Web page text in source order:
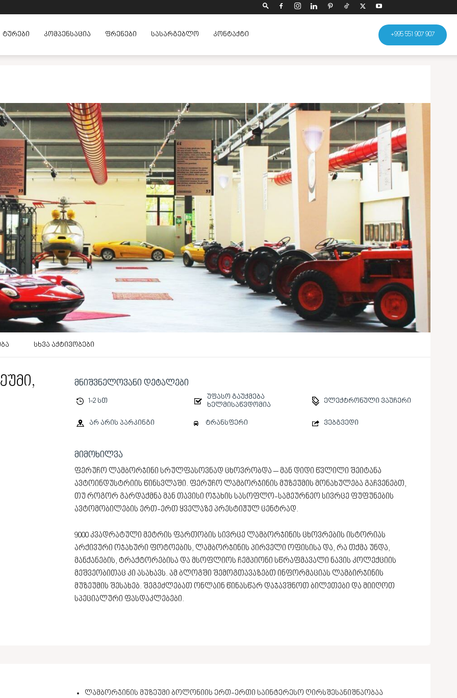
+995 551 907 907
ᲢᲣᲠᲔᲑᲘ ᲙᲝᲛᲞᲔᲜᲡᲐᲪᲘᲐ ᲤᲠᲔᲜᲔᲑᲘ ᲡᲐᲡᲐᲠᲒᲔᲑᲚᲝ ᲙᲝᲜᲢᲐᲥᲢᲘ
სხვა აქტივობები
მნიშვნელოვანი დეტალები
1-2 სთ
უფასო გაუქმება
ხელმისაწვდომია
ელექტრონული ვაუჩერი
არ არის პარკინგი ტრანსფერი ვებგვედი
მიმოხილვა
ფერუჩო ლამბორჯინი სრულფასოვნად ცხოვრობდა – მან დიდი წვლილი შეიტანა
ავტოინდუსტრიის წინსვლაში. ფერუჩო ლამბორჯინის მუზეუმის მონახულება გაჩვენებთ,
თუ როგორ გარდაქმნა მან თავისი ოჯახის სასოფლო-სამეურნეო სივრცე ფუფუნების
ავტომობილების ერთ-ერთ ყველაზე პრესტიჟულ ცენტრად.
9000 კვადრატული მეტრის ფართობის სივრცე ლამბორჯინის ცხოვრების ისტორიას
არქივური ოჯახური ფოტოების, ლამბორჯინის პირველი ოფისისა და, რა თქმა უნდა,
მანქანების, ტრაქტორებისა და მსოფლიოს ჩემპიონი სწრაფმავალი ნავის კოლექციის
მეშვეობითაც კი ასახავს. ამ ბლოგში შემოგთავაზებთ ინფორმაციას ლამბირჯინის
მუზეუმის შესახებ. შეგეძლებათ ონლაინ წინასწარ დაჯავშნოთ ბილეთები და მიიღოთ
სპეციალური ფასდაკლებები.
ლამბორჯინის მუზეუმი ბოლონიის ერთ-ერთი საინტერესო ღირსშესანიშნაობაა